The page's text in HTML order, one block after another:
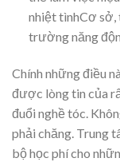
nhiệt tìnhCơ
trường năng
Chính những điều
được lòng tin của
đuổi nghề tóc.
phải chăng. Trung
bộ học phí cho